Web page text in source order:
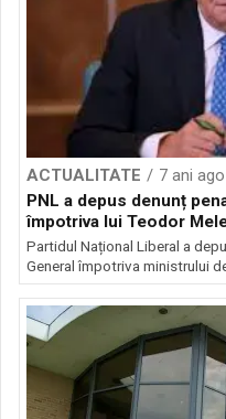
ACTUALITATE
7 ani ago
PNL a depus denunț
împotriva lui Teodor
Partidul Național Liberal a
General împotriva ministrului